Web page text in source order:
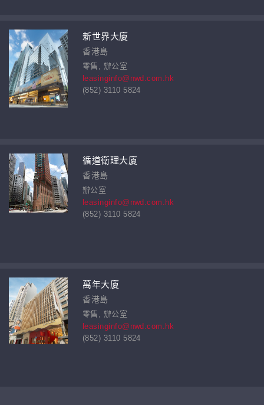
新世界大廈
香港島
零售, 辦公室
leasinginfo@nwd.com.hk
(852) 3110 5824
循道衛理大廈
香港島
辦公室
leasinginfo@nwd.com.hk
(852) 3110 5824
萬年大廈
香港島
零售, 辦公室
leasinginfo@nwd.com.hk
(852) 3110 5824